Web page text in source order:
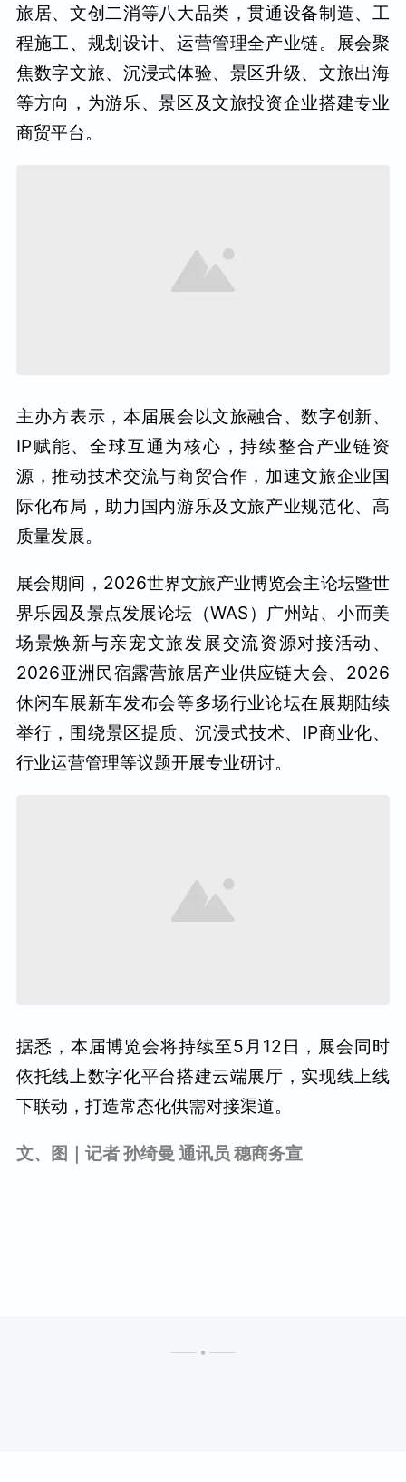
旅居、文创二消等八大品类，贯通设备制造、工
程施工、规划设计、运营管理全产业链。展会聚
焦数字文旅、沉浸式体验、景区升级、文旅出海
等方向，为游乐、景区及文旅投资企业搭建专业
商贸平台。
主办方表示，本届展会以文旅融合、数字创新、
IP赋能、全球互通为核心，持续整合产业链资
源，推动技术交流与商贸合作，加速文旅企业国
际化布局，助力国内游乐及文旅产业规范化、高
质量发展。
展会期间，2026世界文旅产业博览会主论坛暨世
界乐园及景点发展论坛（WAS）广州站、小而美
场景焕新与亲宠文旅发展交流资源对接活动、
2026亚洲民宿露营旅居产业供应链大会、2026
休闲车展新车发布会等多场行业论坛在展期陆续
举行，围绕景区提质、沉浸式技术、IP商业化、
行业运营管理等议题开展专业研讨。
据悉，本届博览会将持续至5月12日，展会同时
依托线上数字化平台搭建云端展厅，实现线上线
下联动，打造常态化供需对接渠道。
文、图｜记者 孙绮曼 通讯员 穗商务宣